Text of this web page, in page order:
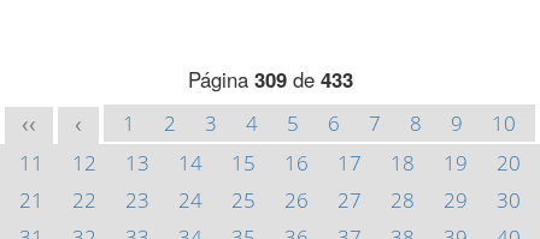
Página 309de 433
<< < 1 2 3 4 5 6 7 8 9
10
11
12 13 14 15 16 17 18 19
20
21
22 23 24 25 26 27 28 29
30